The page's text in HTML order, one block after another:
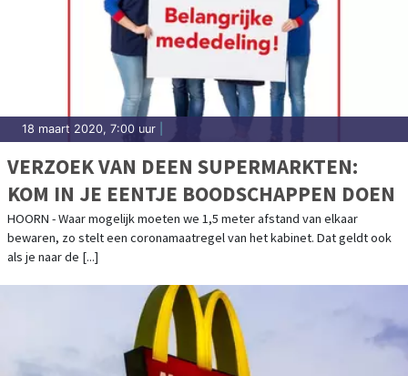
18 maart 2020, 7:00 uur
VERZOEK VAN DEEN SUPERMARKTEN:
KOM IN JE EENTJE BOODSCHAPPEN DOEN
HOORN - Waar mogelijk moeten we 1,5 meter afstand van elkaar
bewaren, zo stelt een coronamaatregel van het kabinet. Dat geldt ook
als je naar de [...]